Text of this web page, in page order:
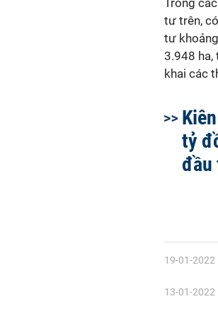
Trong
tư trên,
tư
3.948
khai các
tỷ
đầu
19-01-2022
13-01-2022